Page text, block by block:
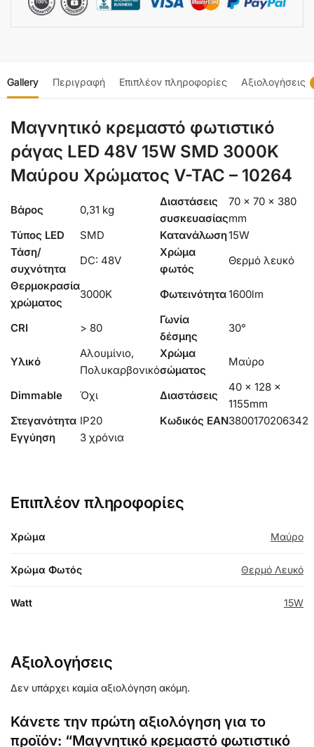
Gallery Περιγραφή Επιπλέον πληροφορίες Αξιολογήσεις
Μαγνητικό κρεμαστό φωτιστικό
ράγας LED 48V 15W SMD 3000K
Μαύρου Χρώματος V-TAC – 10264
Βάρος 0,31 kg
Διαστάσεις
συσκευασίας
70 × 70 × 380
mm
Τύπος LED
SMD Κατανάλωση15W
Τάση/
συχνότητα
DC: 48V
Χρώμα
φωτός
Θερμό λευκό
Θερμοκρασία
χρώματος
3000K Φωτεινότητα1600lm
CRI > 80
Γωνία
δέσμης
30°
Υλικό
Αλουμίνιο,
Πολυκαρβονικό
Χρώμα
σώματος
Μαύρο
Dimmable Όχι Διαστάσεις
40 x 128 x
1155mm
Στεγανότητα IP20 Κωδικός EAN3800170206342
Εγγύηση
3 χρόνια
Επιπλέον πληροφορίες
Χρώμα Μαύρο
Χρώμα Φωτός Θερμό Λευκό
Watt 15W
Αξιολογήσεις
Δεν υπάρχει καμία αξιολόγηση ακόμη.
Κάνετε την πρώτη αξιολόγηση για το
προϊόν: “Μαγνητικό κρεμαστό φωτιστικό